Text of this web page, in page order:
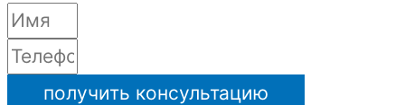
получить консультацию